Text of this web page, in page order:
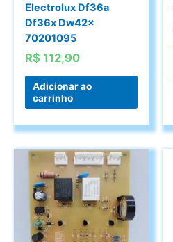
Electrolux Df36a
Df36x Dw42x
70201095
R$ 112,90
Adicionar ao
carrinho